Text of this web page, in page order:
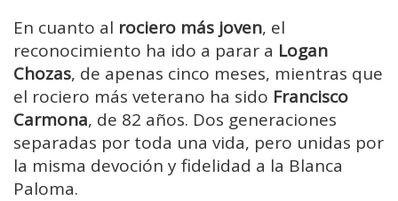
En cuanto al rociero más joven, el
reconocimiento ha ido a parar a Logan
Chozas, de apenas cinco meses, mientras que
el rociero más veterano ha sido Francisco
Carmona, de 82 años. Dos generaciones
separadas por toda una vida, pero unidas por
la misma devoción y fidelidad a la Blanca
Paloma.